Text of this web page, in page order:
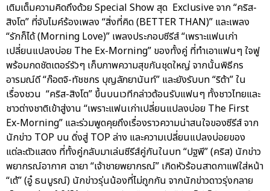
เติมเต็มความคิดถึงด้วย Special Show สุด Exclusive จาก “คริส-
สิงโต” ที่จับไมค์ร้องเพลง “สิ่งที่คิด (BETTER THAN)” และเพลง
“รักก็ได้ (Morning Love)” เพลงประกอบซีรีส์ “เพราะแฟนเก่า
เปลี่ยนแปลงบ่อย The Ex-Morning” ของทั้งคู่ ที่ทำเอาแฟนๆ ใจฟู
พร้อมกดชัตเตอร์รัวๆ เก็บภาพความสุขกันชุดใหญ่ จากนั้นพิธีกร
อารมณ์ดี “ก๊อตจิ-ทัชชกร บุญลัภยานันท์” และยังรับบท “ริต้า” ใน
เรื่องชวน “คริส-สิงโต” ขึ้นบนเวทีกล่าวต้อนรับแฟนๆ ทั้งชาวไทยและ
ชาวต่างชาติเข้าสู่งาน “เพราะแฟนเก่าเปลี่ยนแปลงบ่อย The First
Ex-Morning” และร่วมพูดคุยถึงเรื่องราวความน่าสนใจของซีรีส์ จาก
นักข่าว TOP บน ดิ่งสู่ TOP ล่าง และความเปลี่ยนแปลงบ่อยของ
แต่ละตัวแสดง ที่ทั้งคู่กลับมาเล่นซีรีส์คู่กันในบท “ปฐพี” (คริส) นักข่าว
พยากรณ์อากาศ ฉายา “เจ้าชายพยากรณ์” เกิดหัวร้อนสาดกาแฟใส่หน้า
“เต้” (อู๋ ธนบูรณ์) นักข่าวรุ่นน้องที่ไม่ถูกกัน จากนักข่าวดาวรุ่งกลาย